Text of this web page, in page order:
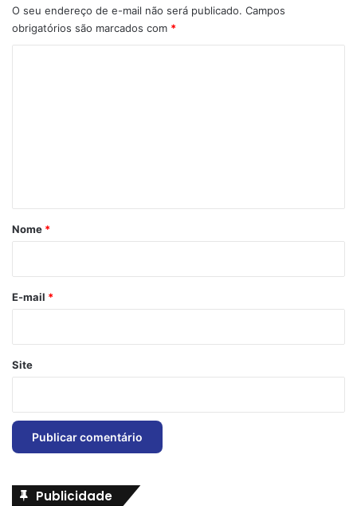
O seu endereço de e-mail não será publicado. Campos
obrigatórios são marcados com *
r
*
Nome *
E-mail *
Site
Publicidade